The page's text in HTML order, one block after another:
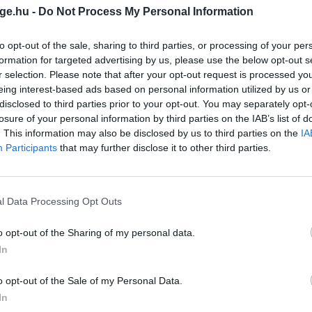
- Do Not Process My Personal Information
opt-out of the sale, sharing to third parties, or processing of your
for targeted advertising by us, please use the below opt-out
selection. Please note that after your opt-out request is processed
interest-based ads based on personal information utilized by us
to third parties prior to your opt-out. You may separately
of your personal information by third parties on the IAB’s list of
This information may also be disclosed by us to third parties on the
Participants that may further disclose it to other third parties.
Data Processing Opt Outs
opt-out of the Sharing of my personal data.
opt-out of the Sale of my Personal Data.
said as he shared a message of support for the
Poirier to forgive himself and move…
27, 2026
Poirier-t. Egy bejegyzésében azt írta,
állapotáról, és a visszavonulás utáni életet a